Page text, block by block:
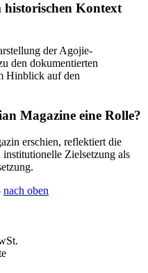
Kontext
der Agojie-
den dokumentierten
Hinblick auf den
Magazine eine Rolle?
erschien, reflektiert die
Zielsetzung als
nach oben